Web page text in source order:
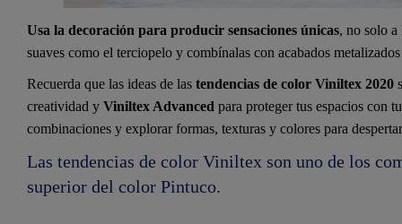
Usa la decoración para producir sensaciones únicas, no solo a
suaves como el terciopelo y combínalas con acabados
Recuerda que las ideas de las tendencias de color Viniltex 2020
creatividad y Viniltex Advanced para proteger tus espacios con
combinaciones y explorar formas, texturas y colores para
Las tendencias de color Viniltex son uno de los
superior del color Pintuco.